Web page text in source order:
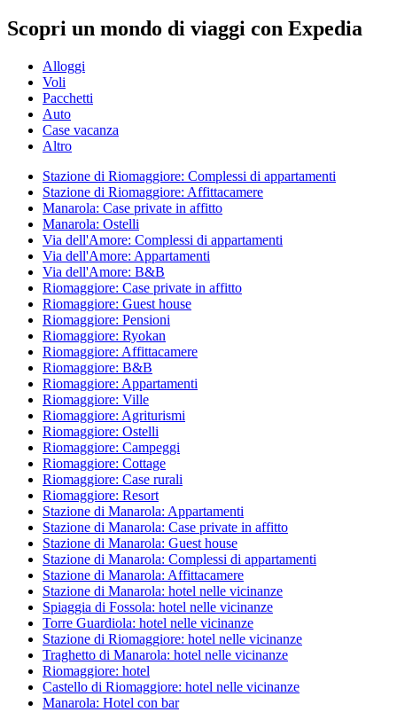
Scopri un mondo di viaggi con Expedia
Alloggi
Voli
Pacchetti
Auto
Case vacanza
Altro
Stazione di Riomaggiore: Complessi di appartamenti
Stazione di Riomaggiore: Affittacamere
Manarola: Case private in affitto
Manarola: Ostelli
Via dell'Amore: Complessi di appartamenti
Via dell'Amore: Appartamenti
Via dell'Amore: B&B
Riomaggiore: Case private in affitto
Riomaggiore: Guest house
Riomaggiore: Pensioni
Riomaggiore: Ryokan
Riomaggiore: Affittacamere
Riomaggiore: B&B
Riomaggiore: Appartamenti
Riomaggiore: Ville
Riomaggiore: Agriturismi
Riomaggiore: Ostelli
Riomaggiore: Campeggi
Riomaggiore: Cottage
Riomaggiore: Case rurali
Riomaggiore: Resort
Stazione di Manarola: Appartamenti
Stazione di Manarola: Case private in affitto
Stazione di Manarola: Guest house
Stazione di Manarola: Complessi di appartamenti
Stazione di Manarola: Affittacamere
Stazione di Manarola: hotel nelle vicinanze
Spiaggia di Fossola: hotel nelle vicinanze
Torre Guardiola: hotel nelle vicinanze
Stazione di Riomaggiore: hotel nelle vicinanze
Traghetto di Manarola: hotel nelle vicinanze
Riomaggiore: hotel
Castello di Riomaggiore: hotel nelle vicinanze
Manarola: Hotel con bar